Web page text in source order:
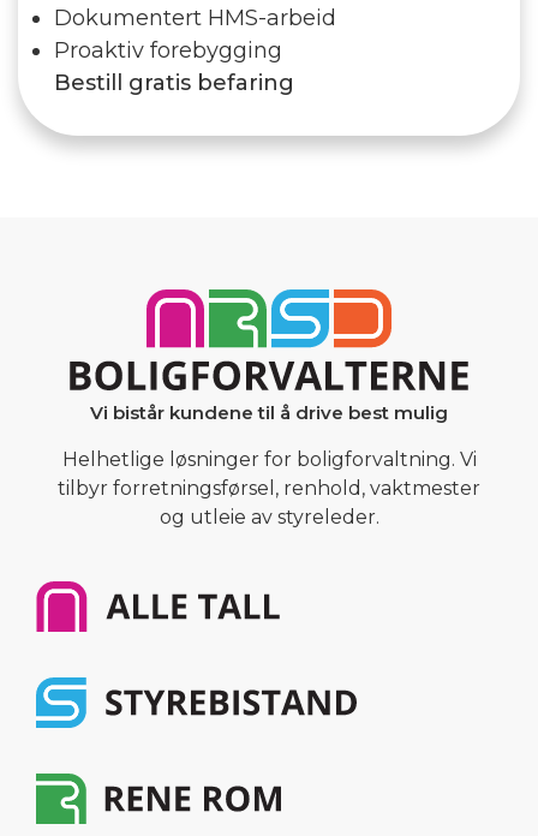
Dokumentert HMS-arbeid
Proaktiv forebygging
Bestill gratis befaring
Vi bistår kundene til å drive best mulig
Helhetlige løsninger for boligforvaltning. Vi
tilbyr forretningsførsel, renhold, vaktmester
og utleie av styreleder.